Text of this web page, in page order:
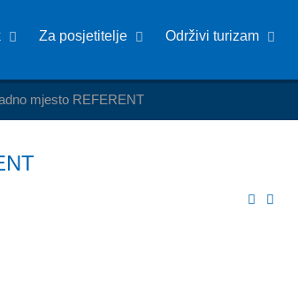
Za posjetitelje Održivi turizam
mjesto REFERENT